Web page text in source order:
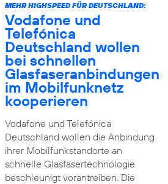
MEHR HIGHSPEED FÜR DEUTSCHLAND:
Vodafone und
Telefónica
Deutschland wollen
bei schnellen
Glasfaseranbindungen
im Mobilfunknetz
kooperieren
Vodafone und Telefónica
Deutschland wollen die Anbindung
ihrer Mobilfunkstandorte an
schnelle Glasfasertechnologie
beschleunigt vorantreiben. Die